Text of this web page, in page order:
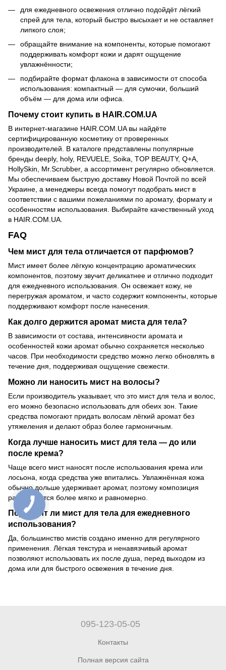
для ежедневного освежения отлично подойдёт лёгкий
спрей для тела, который быстро высыхает и не оставляет
липкого слоя;
обращайте внимание на компоненты, которые помогают
поддерживать комфорт кожи и дарят ощущение
увлажнённости;
подбирайте формат флакона в зависимости от способа
использования: компактный — для сумочки, больший
объём — для дома или офиса.
Почему стоит купить в HAIR.COM.UA
В интернет-магазине HAIR.COM.UA вы найдёте
сертифицированную косметику от проверенных
производителей. В каталоге представлены популярные
бренды deeply, holy, REVUELE, Soika, TOP BEAUTY, Q+A,
HollySkin, Mr.Scrubber, а ассортимент регулярно обновляется.
Мы обеспечиваем быструю доставку Новой Почтой по всей
Украине, а менеджеры всегда помогут подобрать мист в
соответствии с вашими пожеланиями по аромату, формату и
особенностям использования. Выбирайте качественный уход
в HAIR.COM.UA.
FAQ
Чем мист для тела отличается от парфюмов?
Мист имеет более лёгкую концентрацию ароматических
компонентов, поэтому звучит деликатнее и отлично подходит
для ежедневного использования. Он освежает кожу, не
перегружая ароматом, и часто содержит компоненты, которые
поддерживают комфорт после нанесения.
Как долго держится аромат миста для тела?
В зависимости от состава, интенсивности аромата и
особенностей кожи аромат обычно сохраняется несколько
часов. При необходимости средство можно легко обновлять в
течение дня, поддерживая ощущение свежести.
Можно ли наносить мист на волосы?
Если производитель указывает, что это мист для тела и волос,
его можно безопасно использовать для обеих зон. Такие
средства помогают придать волосам лёгкий аромат без
утяжеления и делают образ более гармоничным.
Когда лучше наносить мист для тела — до или
после крема?
Чаще всего мист наносят после использования крема или
лосьона, когда средства уже впитались. Увлажнённая кожа
обычно дольше удерживает аромат, поэтому композиция
раскрывается более мягко и равномерно.
Подходит ли мист для тела для ежедневного
использования?
Да, большинство мистів создано именно для регулярного
применения. Лёгкая текстура и ненавязчивый аромат
позволяют использовать их после душа, перед выходом из
дома или для быстрого освежения в течение дня.
095-123-05-05
Контакты
Полная версия сайта